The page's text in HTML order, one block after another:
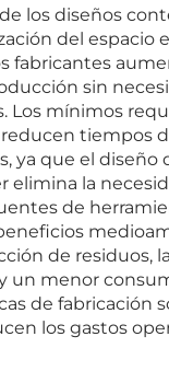
los diseños
del espacio
fabricantes
sin
Los mínimos
tiempos
ya que el diseño
elimina la
de
de residuos,
un menor
de fabricación
los gastos